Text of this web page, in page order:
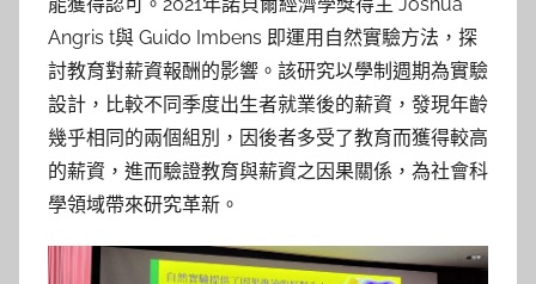
Angris t與 Guido Imbens 即運用自然實驗方法，探
討教育對薪資報酬的影響。該研究以學制週期為實驗
設計，比較不同季度出生者就業後的薪資，發現年齡
幾乎相同的兩個組別，因後者多受了教育而獲得較高
的薪資，進而驗證教育與薪資之因果關係，為社會科
學領域帶來研究革新。